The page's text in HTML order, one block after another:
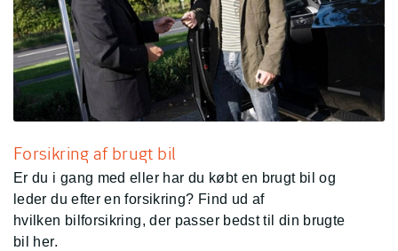
Forsikring af brugt bil
Er du i gang med eller har du købt en brugt bil og
leder du efter en forsikring? Find ud af
hvilken bilforsikring, der passer bedst til din brugte
bil her.